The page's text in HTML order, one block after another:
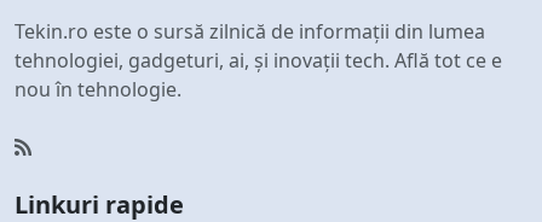
Tekin.ro este o sursă zilnică de informații din lumea
tehnologiei, gadgeturi, ai, și inovații tech. Află tot ce e
nou în tehnologie.
Linkuri rapide